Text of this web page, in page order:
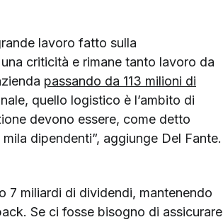
lavoro fatto sulla
criticità e rimane tanto lavoro da
passando da 113 milioni di
quello logistico è l’ambito di
devono essere, come detto
dipendenti”, aggiunge Del Fante.
7 miliardi di dividendi, mantenendo
Se ci fosse bisogno di assicurare